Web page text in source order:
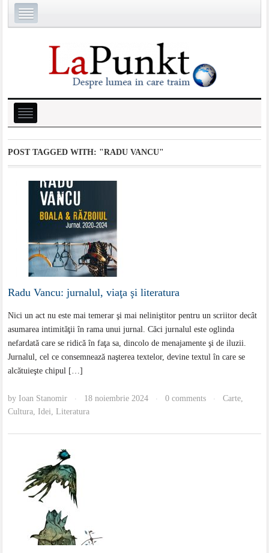
POST TAGGED WITH: "RADU VANCU"
Radu Vancu: jurnalul, viaţa şi literatura
Nici un act nu este mai temerar şi mai neliniştitor pentru un scriitor decât
asumarea intimităţii în rama unui jurnal. Căci jurnalul este oglinda
nefardată care se ridică în faţa sa, dincolo de menajamente şi de iluzii.
Jurnalul, cel ce consemnează naşterea textelor, devine textul în care se
alcătuieşte chipul […]
by Ioan Stanomir · 18 noiembrie 2024 · 0 comments · Carte
Cultura
Idei ,Literatura